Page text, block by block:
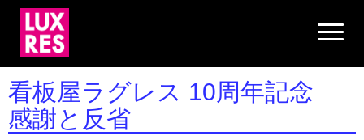
N
a
i
o
看板屋ラグレス 10周年記念
感謝と反省